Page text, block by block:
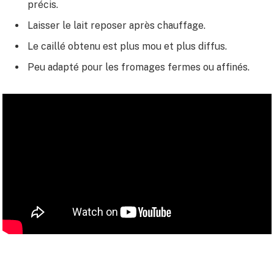
précis.
Laisser le lait reposer après chauffage.
Le caillé obtenu est plus mou et plus diffus.
Peu adapté pour les fromages fermes ou affinés.